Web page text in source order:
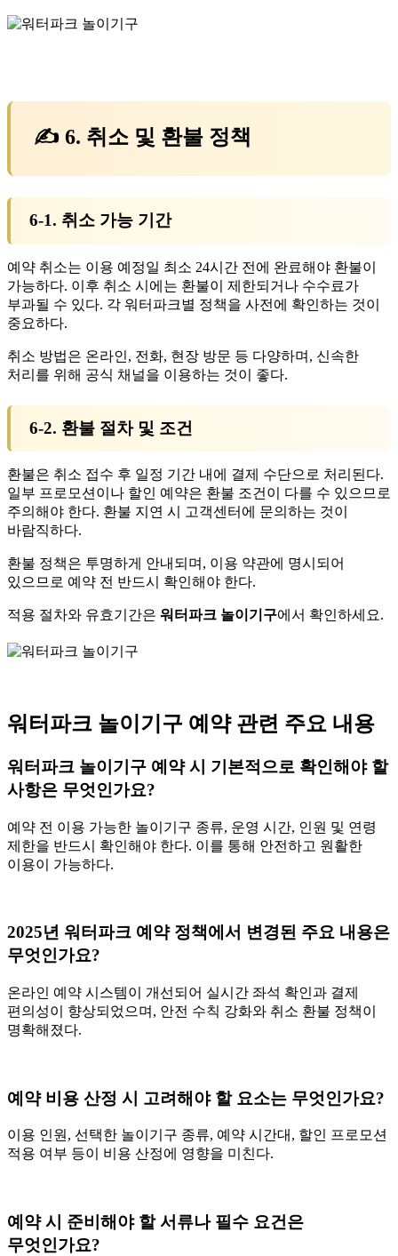
✍ 6. 취소 및 환불 정책
6-1. 취소 가능 기간
예약 취소는 이용 예정일 최소 24시간 전에 완료해야 환불이
가능하다. 이후 취소 시에는 환불이 제한되거나 수수료가
부과될 수 있다. 각 워터파크별 정책을 사전에 확인하는 것이
중요하다.
취소 방법은 온라인, 전화, 현장 방문 등 다양하며, 신속한
처리를 위해 공식 채널을 이용하는 것이 좋다.
6-2. 환불 절차 및 조건
환불은 취소 접수 후 일정 기간 내에 결제 수단으로 처리된다.
일부 프로모션이나 할인 예약은 환불 조건이 다를 수 있으므로
주의해야 한다. 환불 지연 시 고객센터에 문의하는 것이
바람직하다.
환불 정책은 투명하게 안내되며, 이용 약관에 명시되어
있으므로 예약 전 반드시 확인해야 한다.
적용 절차와 유효기간은 워터파크 놀이기구에서 확인하세요.
워터파크 놀이기구 예약 관련 주요 내용
워터파크 놀이기구 예약 시 기본적으로 확인해야 할
사항은 무엇인가요?
예약 전 이용 가능한 놀이기구 종류, 운영 시간, 인원 및 연령
제한을 반드시 확인해야 한다. 이를 통해 안전하고 원활한
이용이 가능하다.
2025년 워터파크 예약 정책에서 변경된 주요 내용은
무엇인가요?
온라인 예약 시스템이 개선되어 실시간 좌석 확인과 결제
편의성이 향상되었으며, 안전 수칙 강화와 취소 환불 정책이
명확해졌다.
예약 비용 산정 시 고려해야 할 요소는 무엇인가요?
이용 인원, 선택한 놀이기구 종류, 예약 시간대, 할인 프로모션
적용 여부 등이 비용 산정에 영향을 미친다.
예약 시 준비해야 할 서류나 필수 요건은
무엇인가요?